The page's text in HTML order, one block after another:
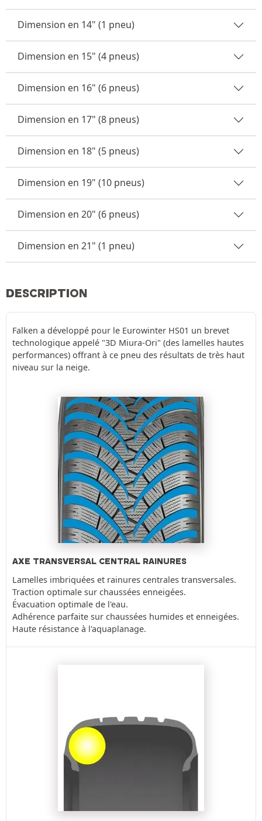
Dimension en 14" (1 pneu)
Dimension en 15" (4 pneus)
Dimension en 16" (6 pneus)
Dimension en 17" (8 pneus)
Dimension en 18" (5 pneus)
Dimension en 19" (10 pneus)
Dimension en 20" (6 pneus)
Dimension en 21" (1 pneu)
DESCRIPTION
Falken a développé pour le Eurowinter HS01 un brevet
technologique appelé "3D Miura-Ori" (des lamelles hautes
performances) offrant à ce pneu des résultats de très haut
niveau sur la neige.
AXE TRANSVERSAL CENTRAL RAINURES
Lamelles imbriquées et rainures centrales transversales.
Traction optimale sur chaussées enneigées.
Évacuation optimale de l'eau.
Adhérence parfaite sur chaussées humides et enneigées.
Haute résistance à l'aquaplanage.